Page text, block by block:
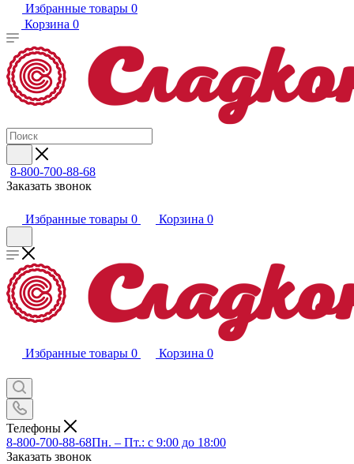
Избранные товары 0
Корзина 0
8-800-700-88-68
Заказать звонок
Избранные товары 0 Корзина 0
Избранные товары 0 Корзина 0
Телефоны
8-800-700-88-68Пн. – Пт.: с 9:00 до 18:00
Заказать звонок